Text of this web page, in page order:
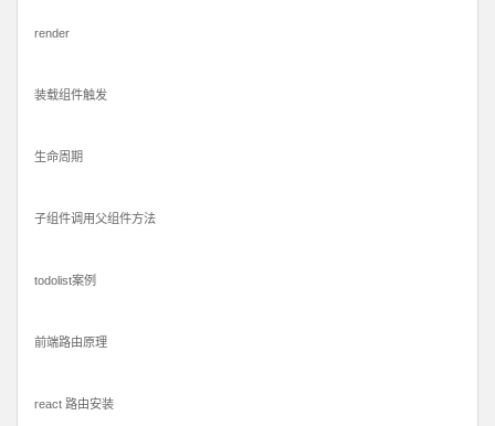
render
装载组件触发
生命周期
子组件调用父组件方法
todolist案例
前端路由原理
react 路由安装